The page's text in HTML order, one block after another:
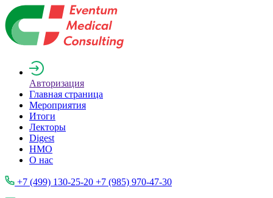
Авторизация
Главная страница
Мероприятия
Итоги
Лекторы
Digest
НМО
О нас
+7 (499) 130-25-20 +7 (985) 970-47-30